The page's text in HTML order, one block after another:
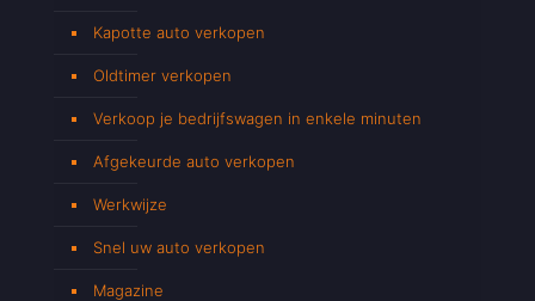
Kapotte auto verkopen
Oldtimer verkopen
Verkoop je bedrijfswagen in enkele minuten
Afgekeurde auto verkopen
Werkwijze
Snel uw auto verkopen
Magazine